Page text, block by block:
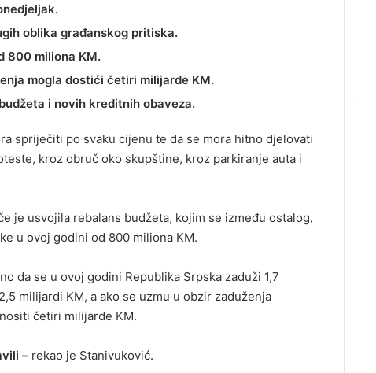
oblika građanskog pritiska.
800 miliona KM.
mogla dostići četiri milijarde KM.
i novih kreditnih obaveza.
spriječiti po svaku cijenu te da se mora hitno djelovati
kroz obruč oko skupštine, kroz parkiranje auta i
je usvojila rebalans budžeta, kojim se između ostalog,
u ovoj godini od 800 miliona KM.
da se u ovoj godini Republika Srpska zaduži 1,7
milijardi KM, a ako se uzmu u obzir zaduženja
četiri milijarde KM.
– rekao je Stanivuković.